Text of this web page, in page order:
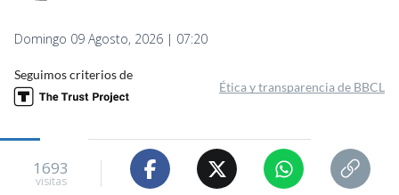
Domingo 09 Agosto, 2026 | 07:20
Seguimos criterios de
Ética y transparencia de BBCL
1693
visitas